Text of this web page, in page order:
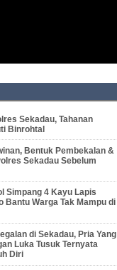
Sekadau, Tahanan
Binrohtal
Bentuk Pembekalan &
Sekadau Sebelum
Simpang 4 Kayu Lapis
Bantu Warga Tak Mampu di
di Sekadau, Pria Yang
Luka Tusuk Ternyata
Diri